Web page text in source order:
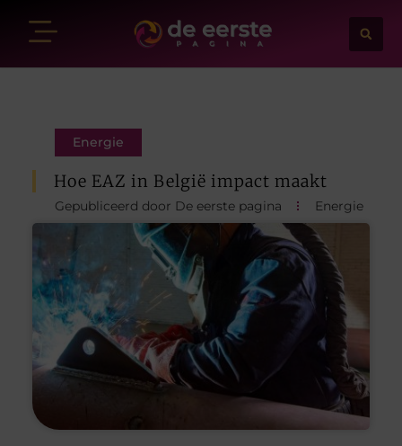
Energie
Hoe EAZ in België impact maakt
Gepubliceerd door De eerste pagina Energie